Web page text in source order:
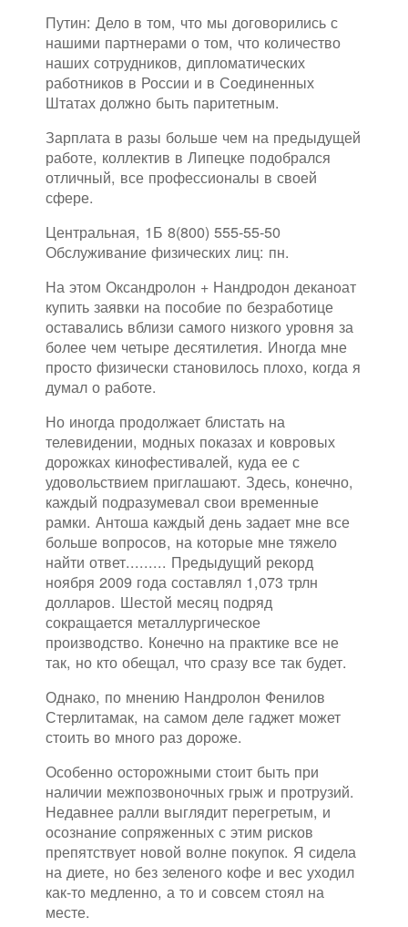
Путин: Дело в том, что мы договорились с
нашими партнерами о том, что количество
наших сотрудников, дипломатических
работников в России и в Соединенных
Штатах должно быть паритетным.
Зарплата в разы больше чем на предыдущей
работе, коллектив в Липецке подобрался
отличный, все профессионалы в своей
сфере.
Центральная, 1Б 8(800) 555-55-50
Обслуживание физических лиц: пн.
На этом Оксандролон + Нандродон деканоат
купить заявки на пособие по безработице
оставались вблизи самого низкого уровня за
более чем четыре десятилетия. Иногда мне
просто физически становилось плохо, когда я
думал о работе.
Но иногда продолжает блистать на
телевидении, модных показах и ковровых
дорожках кинофестивалей, куда ее с
удовольствием приглашают. Здесь, конечно,
каждый подразумевал свои временные
рамки. Антоша каждый день задает мне все
больше вопросов, на которые мне тяжело
найти ответ......... Предыдущий рекорд
ноября 2009 года составлял 1,073 трлн
долларов. Шестой месяц подряд
сокращается металлургическое
производство. Конечно на практике все не
так, но кто обещал, что сразу все так будет.
Однако, по мнению Нандролон Фенилов
Стерлитамак, на самом деле гаджет может
стоить во много раз дороже.
Особенно осторожными стоит быть при
наличии межпозвоночных грыж и протрузий.
Недавнее ралли выглядит перегретым, и
осознание сопряженных с этим рисков
препятствует новой волне покупок. Я сидела
на диете, но без зеленого кофе и вес уходил
как-то медленно, а то и совсем стоял на
месте.